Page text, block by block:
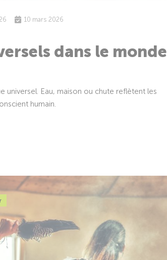
10 mars 2026
dans le monde
universel. Eau, maison ou chute reflètent les
humain.